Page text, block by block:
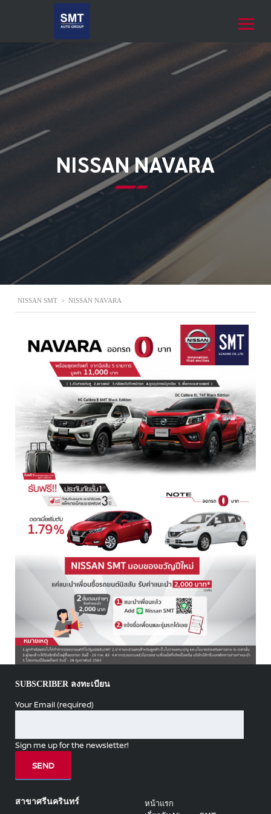
NISSAN NAVARA
NISSAN SMT > NISSAN NAVARA
SUBSCRIBER ลงทะเบียน
Your Email (required)
Sign me up for the newsletter!
สาขาศรีนครินทร์
หน้าแรก